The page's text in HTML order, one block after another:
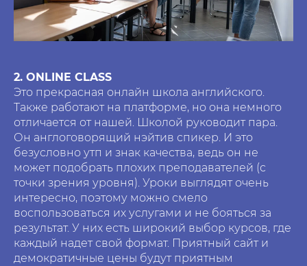
2. ONLINE CLASS
Это прекрасная онлайн школа английского.
Также работают на платформе, но она немного
отличается от нашей. Школой руководит пара.
Он англоговорящий нэйтив спикер. И это
безусловно утп и знак качества, ведь он не
может подобрать плохих преподавателей (с
точки зрения уровня). Уроки выглядят очень
интересно, поэтому можно смело
воспользоваться их услугами и не бояться за
результат. У них есть широкий выбор курсов, где
каждый надет свой формат. Приятный сайт и
демократичные цены будут приятным